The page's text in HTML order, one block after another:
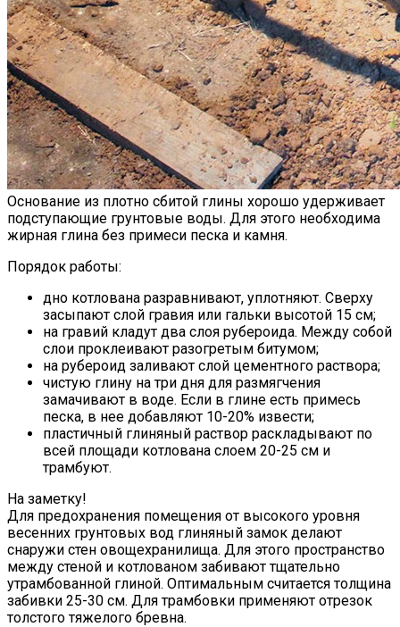
Основание из плотно сбитой глины хорошо удерживает
подступающие грунтовые воды. Для этого необходима
жирная глина без примеси песка и камня.
Порядок работы:
дно котлована разравнивают, уплотняют. Сверху
засыпают слой гравия или гальки высотой 15 см;
на гравий кладут два слоя рубероида. Между собой
слои проклеивают разогретым битумом;
на рубероид заливают слой цементного раствора;
чистую глину на три дня для размягчения
замачивают в воде. Если в глине есть примесь
песка, в нее добавляют 10-20% извести;
пластичный глиняный раствор раскладывают по
всей площади котлована слоем 20-25 см и
трамбуют.
На заметку!
Для предохранения помещения от высокого уровня
весенних грунтовых вод глиняный замок делают
снаружи стен овощехранилища. Для этого пространство
между стеной и котлованом забивают тщательно
утрамбованной глиной. Оптимальным считается толщина
забивки 25-30 см. Для трамбовки применяют отрезок
толстого тяжелого бревна.